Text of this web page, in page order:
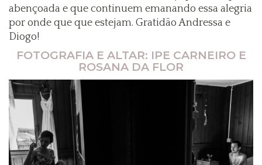
abençoada e que continuem emanando essa alegria
por onde que que estejam. Gratidão Andressa e
Diogo!
FOTOGRAFIA E ALTAR: IPE CARNEIRO E
ROSANA DA FLOR